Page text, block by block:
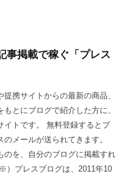
事掲載で稼ぐ「プレス
携サイトからの最新の商品、
とにブログで紹介した方に、
イトです。 無料登録するとプ
メールが送られてきます。
のを、自分のブログに掲載すれ
）プレスブログは、2011年10